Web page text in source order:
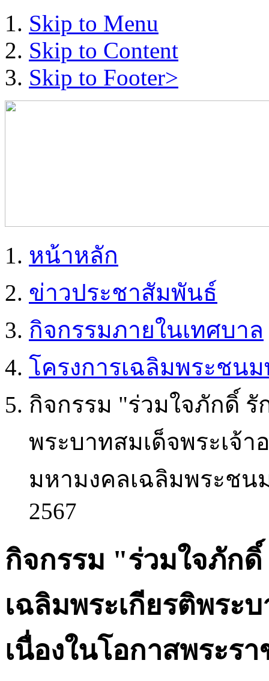
Skip to Menu
Skip to Content
Skip to Footer>
หน้าหลัก
ข่าวประชาสัมพันธ์
กิจกรรมภายในเทศบาล
โครงการเฉลิมพระชน
กิจกรรม "ร่วมใจภักดิ์ รั
พระบาทสมเด็จพระเจ้
มหามงคลเฉลิมพระชน
2567
กิจกรรม "ร่วมใจภัก
เฉลิมพระเกียรติพระ
เนื่องในโอกาสพระร